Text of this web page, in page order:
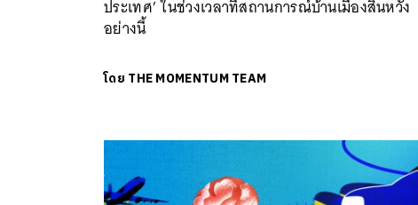
ประเทศ’ ในช่วงเวลาที่สถานการณ์บ้านเมืองสิ้นหวัง
อย่างนี้
โดย THE MOMENTUM TEAM
ค้นหา